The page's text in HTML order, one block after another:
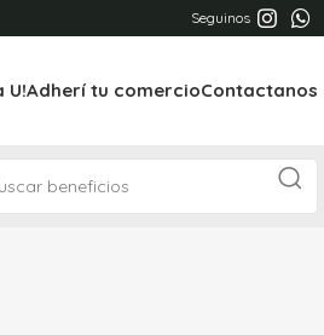
Seguinos
U!Adherí tu comercioContactanos